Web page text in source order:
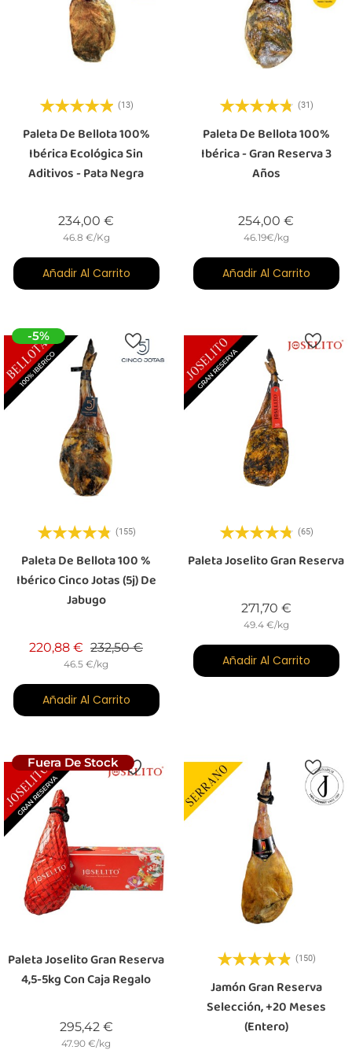
(13)
Paleta De Bellota 100%
Ibérica Ecológica Sin
Aditivos - Pata Negra
234,00 €
46.8 €/Kg
Añadir Al Carrito
(31)
Paleta De Bellota 100%
Ibérica - Gran Reserva 3
Años
254,00 €
46.19€/kg
Añadir Al Carrito
-5%
(155)
Paleta De Bellota 100 %
Ibérico Cinco Jotas (5j) De
Jabugo
220,88 € Precio base
232,50 €Precio
46.5 €/kg
Añadir Al Carrito
(65)
Paleta Joselito Gran Reserva
271,70 €Precio
49.4 €/kg
Añadir Al Carrito
Fuera De Stock
Paleta Joselito Gran Reserva
4,5-5kg Con Caja Regalo
295,42 €Precio
47.90 €/kg
(150)
Jamón Gran Reserva
Selección, +20 Meses
(entero)